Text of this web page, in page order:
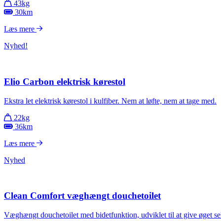
43kg
30km
Læs mere
Nyhed!
Elio Carbon elektrisk kørestol
Ekstra let elektrisk kørestol i kulfiber. Nem at løfte, nem at tage med.
22kg
36km
Læs mere
Nyhed
Clean Comfort væghængt douchetoilet
Væghængt douchetoilet med bidetfunktion, udviklet til at give øget